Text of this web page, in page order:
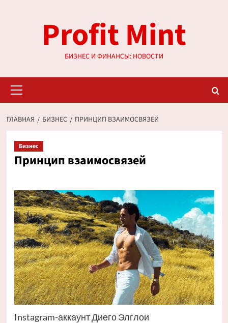
содержимомуProfit Mint
БИЗНЕС И ФИНАНСЫ: НОВОСТИ
меню
ГЛАВНАЯ БИЗНЕС ПРИНЦИП ВЗАИМОСВЯЗЕЙ
Бизнес
Принцип взаимосвязей
Instagram-аккаунт Диего Элглои